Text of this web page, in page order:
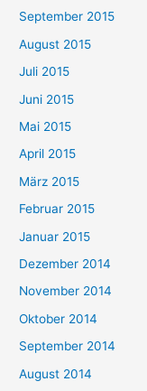
September 2015
August 2015
Juli 2015
Juni 2015
Mai 2015
April 2015
März 2015
Februar 2015
Januar 2015
Dezember 2014
November 2014
Oktober 2014
September 2014
August 2014